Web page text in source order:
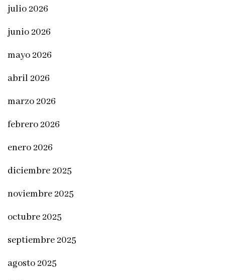
julio 2026
junio 2026
mayo 2026
abril 2026
marzo 2026
febrero 2026
enero 2026
diciembre 2025
noviembre 2025
octubre 2025
septiembre 2025
agosto 2025